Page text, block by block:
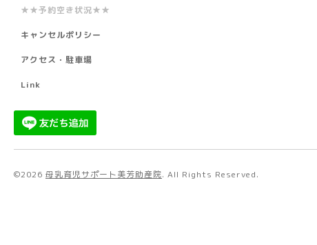
★★予約空き状況★★
キャンセルポリシー
アクセス・駐車場
Link
©2026 母乳育児サポート美芳助産院. All Rights Reserved.